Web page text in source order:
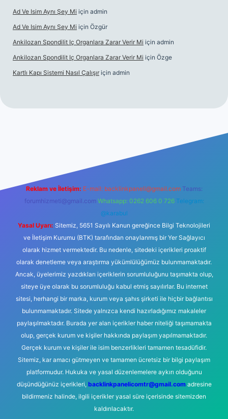
Ad Ve Isim Aynı Şey Mi için admin
Ad Ve Isim Aynı Şey Mi için Özgür
Ankilozan Spondilit Iç Organlara Zarar Verir Mi için admin
Ankilozan Spondilit Iç Organlara Zarar Verir Mi için Özge
Kartlı Kapı Sistemi Nasıl Çalışır için admin
Reklam ve İletişim: E-mail: backlinkpaneli@gmail.com Teams:
forumhizmeti@gmail.com Whatsapp: 0262 606 0 726 Telegram:
@karabul
Yasal Uyarı: Sitemiz, 5651 Sayılı Kanun gereğince Bilgi Teknolojileri
ve İletişim Kurumu (BTK) tarafından onaylanmış bir Yer Sağlayıcı
olarak hizmet vermektedir. Bu nedenle, sitedeki içerikleri proaktif
olarak denetleme veya araştırma yükümlülüğümüz bulunmamaktadır.
Ancak, üyelerimiz yazdıkları içeriklerin sorumluluğunu taşımakta olup,
siteye üye olarak bu sorumluluğu kabul etmiş sayılırlar. Bu internet
sitesi, herhangi bir marka, kurum veya şahıs şirketi ile hiçbir bağlantısı
bulunmamaktadır. Sitede yalnızca kendi hazırladığımız makaleler
paylaşılmaktadır. Burada yer alan içerikler haber niteliği taşımamakta
olup, gerçek kurum ve kişiler hakkında paylaşım yapılmamaktadır.
Gerçek kurum ve kişiler ile isim benzerlikleri tamamen tesadüfidir.
Sitemiz, kar amacı gütmeyen ve tamamen ücretsiz bir bilgi paylaşım
platformudur. Hukuka ve yasal düzenlemelere aykırı olduğunu
düşündüğünüz içerikleri, backlinkpanelicomtr@gmail.comadresine
bildirmeniz halinde, ilgili içerikler yasal süre içerisinde sitemizden
kaldırılacaktır.